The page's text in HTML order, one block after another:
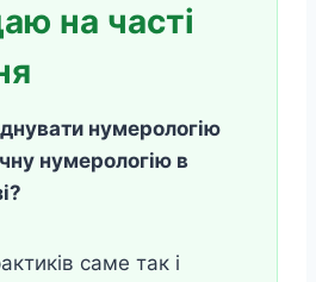
на часті
нумерологію
нумерологію в
саме так і